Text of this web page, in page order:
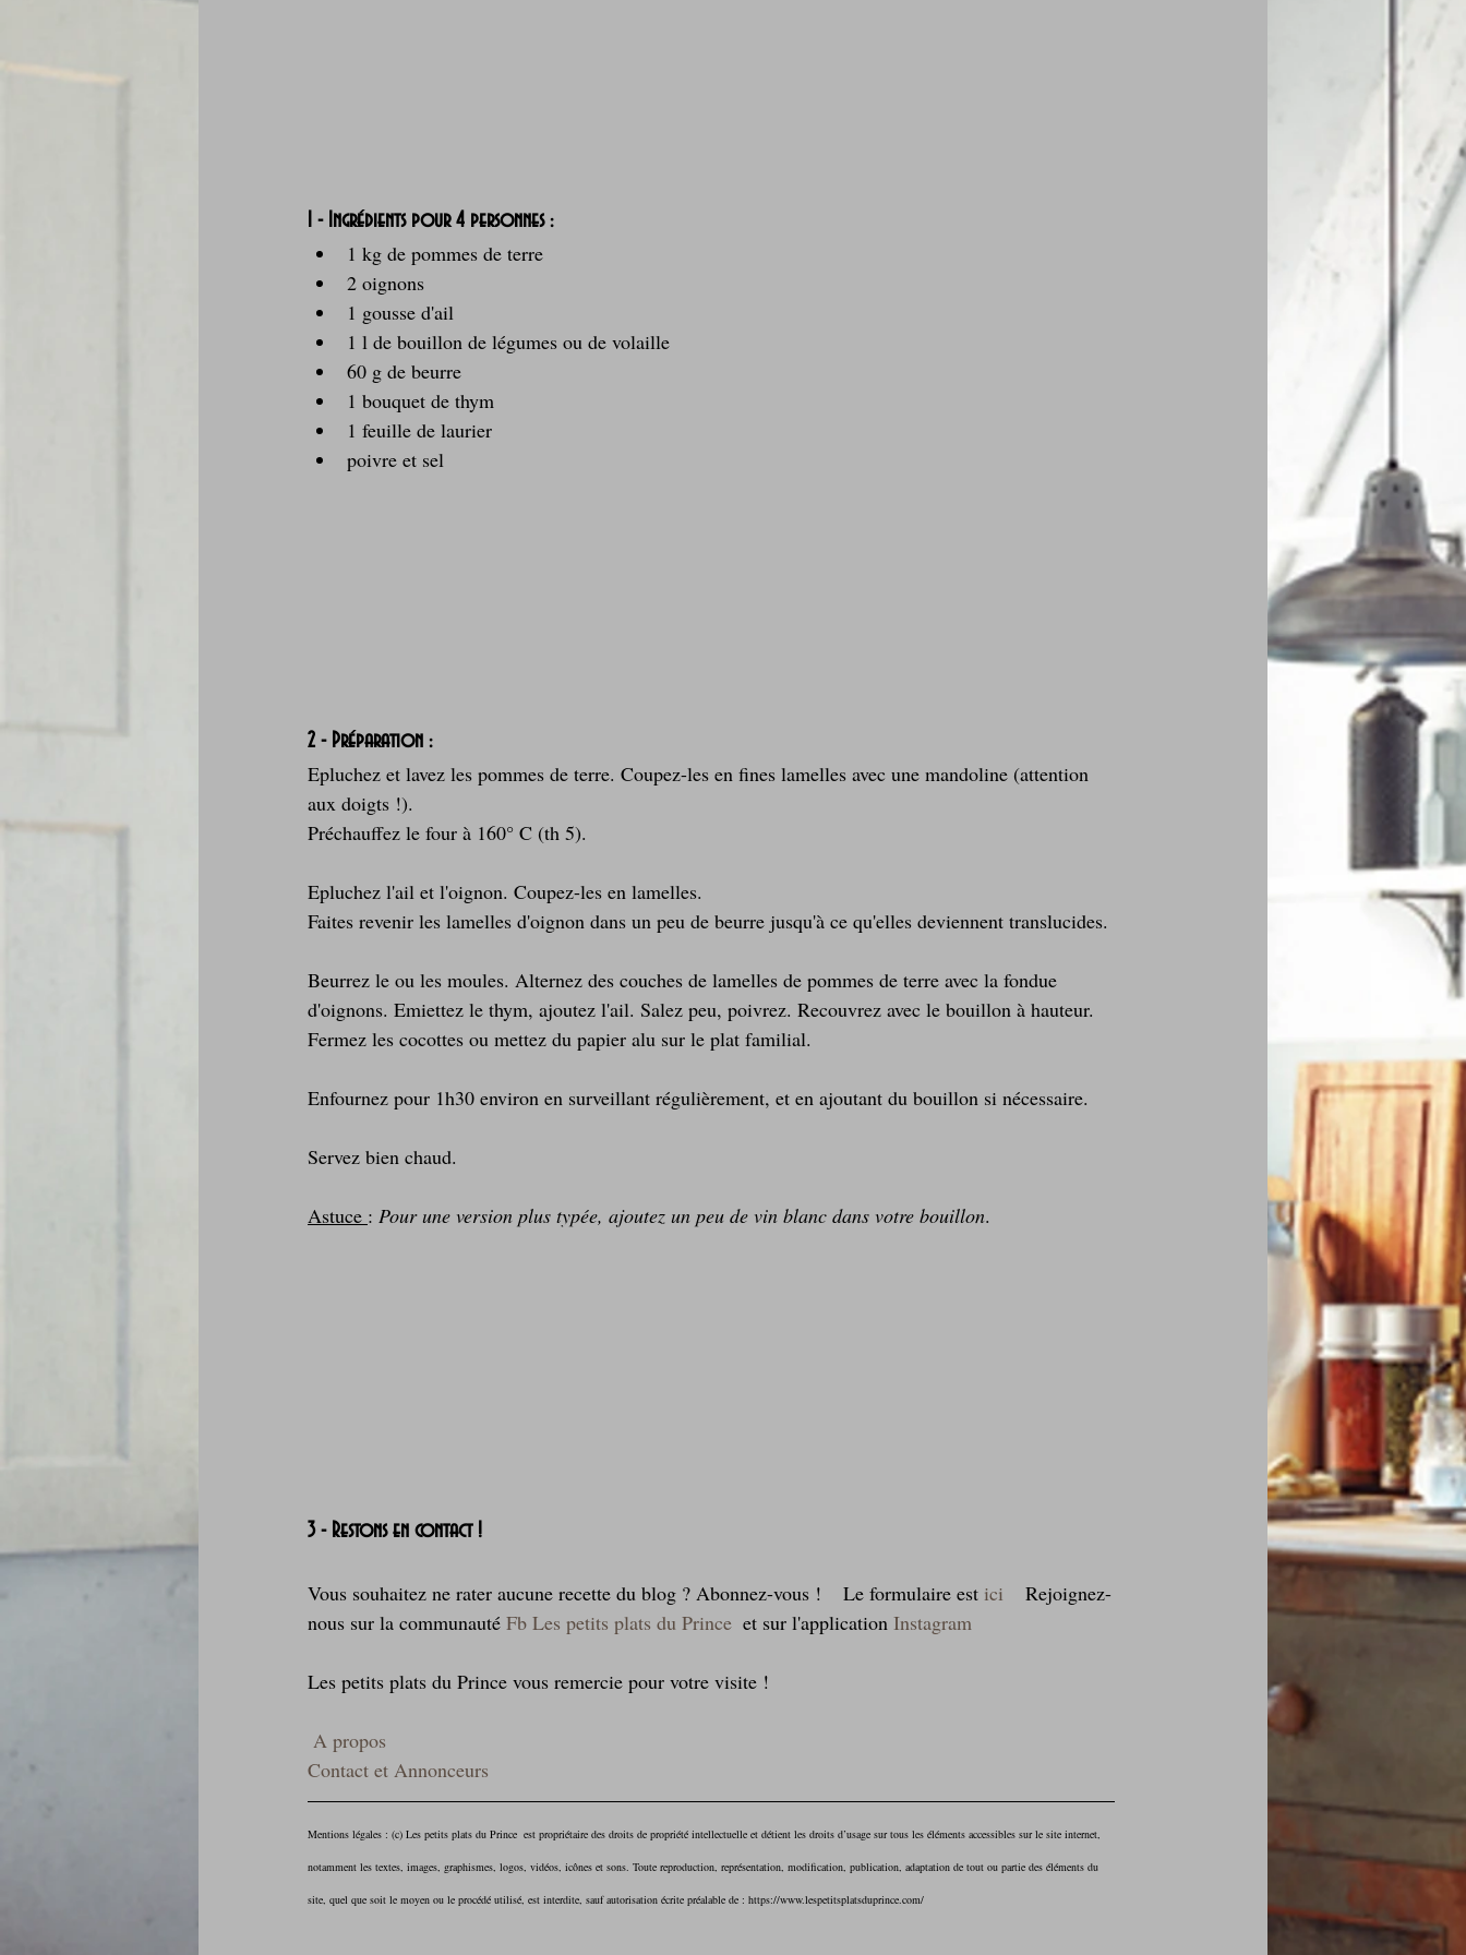
1 - Ingrédients pour 4 personnes :
1 kg de pommes de terre
2 oignons
1 gousse d'ail
1 l de bouillon de légumes ou de volaille
60 g de beurre
1 bouquet de thym
1 feuille de laurier
poivre et sel
2 - Préparation :
Epluchez et lavez les pommes de terre. Coupez-les en fines lamelles avec une mandoline (attention
aux doigts !).
Préchauffez le four à 160° C (th 5).
Epluchez l'ail et l'oignon. Coupez-les en lamelles.
Faites revenir les lamelles d'oignon dans un peu de beurre jusqu'à ce qu'elles deviennent translucides.
Beurrez le ou les moules. Alternez des couches de lamelles de pommes de terre avec la fondue
d'oignons. Emiettez le thym, ajoutez l'ail. Salez peu, poivrez. Recouvrez avec le bouillon à hauteur.
Fermez les cocottes ou mettez du papier alu sur le plat familial.
Enfournez pour 1h30 environ en surveillant régulièrement, et en ajoutant du bouillon si nécessaire.
Servez bien chaud.
Astuce : Pour une version plus typée, ajoutez un peu de vin blanc dans votre bouillon.
3 - Restons en contact !
Vous souhaitez ne rater aucune recette du blog ? Abonnez-vous !    Le formulaire est ici
    Rejoignez-
nous sur la communauté Fb Les petits plats du Prince
  et sur l'application
Instagram
Les petits plats du Prince vous remercie pour votre visite !
A propos
Contact et Annonceurs
Mentions légales : (c) Les petits plats du Prince  est propriétaire des droits de propriété intellectuelle et détient les droits d’usage sur tous les éléments accessibles sur le site internet,
notamment les textes, images, graphismes, logos, vidéos, icônes et sons. Toute reproduction, représentation, modification, publication, adaptation de tout ou partie des éléments du
site, quel que soit le moyen ou le procédé utilisé, est interdite, sauf autorisation écrite préalable de : https://www.lespetitsplatsduprince.com/